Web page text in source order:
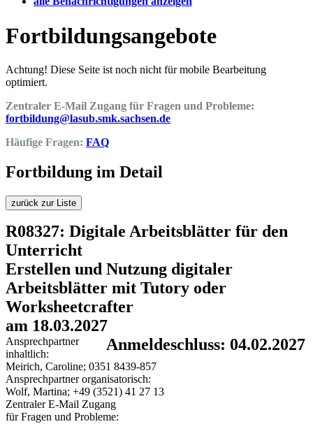
Fortbildungsangebote
Achtung! Diese Seite ist noch nicht für mobile Bearbeitung
optimiert.
Zentraler E-Mail Zugang für Fragen und Probleme:
fortbildung@lasub.smk.sachsen.de
Häufige Fragen: FAQ
Fortbildung im Detail
zurück zur Liste
R08327: Digitale Arbeitsblätter für den
Unterricht
Erstellen und Nutzung digitaler
Arbeitsblätter mit Tutory oder
Worksheetcrafter
am 18.03.2027
Anmeldeschluss: 04.02.2027
Ansprechpartner
inhaltlich:
Meirich, Caroline; 0351 8439-857
Ansprechpartner organisatorisch:
Wolf, Martina; +49 (3521) 41 27 13
Zentraler E-Mail Zugang
für Fragen und Probleme: